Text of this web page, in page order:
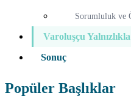
Sorumluluk ve
Varoluşçu
Sonuç
Popüler Başlıklar